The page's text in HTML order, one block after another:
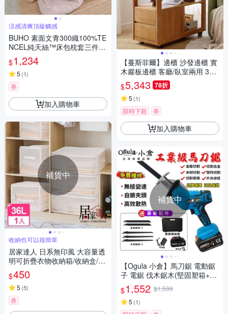
涼感清爽頂級觸感
BUHO 素面文青300織100%TE
NCEL純天絲™床包枕套三件
組-雙人加大(淺玉)
$1,234
5 (1)
券
加入購物車
補貨中
收納也可以很簡單
居家達人 日系無印風 大容量透
明可折疊衣物收納箱/收納盒/整
理袋 36L
$450
5 (5)
券
【蔓斯菲爾】邊櫃 沙發邊櫃 實
木巖板邊櫃 客廳/臥室兩用 36
0°滑輪移動 小空間收納必備 櫃
子
$5,343 78折
5 (1)
限時下殺 券
加入購物車
補貨中
【Ogula 小倉】馬刀鋸 電動鋸
子 電鋸 伐木鋸木(堅固塑箱+配
件 五節一電一充)
$1,552 $1,599
5 (1)